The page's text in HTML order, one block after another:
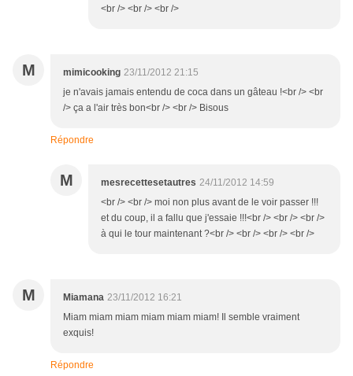
<br /> <br /> <br />
M mimicooking 23/11/2012 21:15
je n'avais jamais entendu de coca dans un gâteau !<br /> <br
/> ça a l'air très bon<br /> <br /> Bisous
Répondre
M mesrecettesetautres 24/11/2012 14:59
<br /> <br /> moi non plus avant de le voir passer !!!
et du coup, il a fallu que j'essaie !!!<br /> <br /> <br />
à qui le tour maintenant ?<br /> <br /> <br /> <br />
M Miamana 23/11/2012 16:21
Miam miam miam miam miam miam! Il semble vraiment
exquis!
Répondre